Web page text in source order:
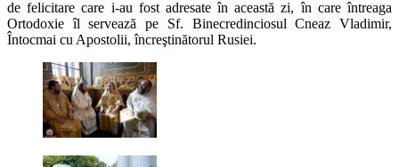
de felicitare care i-au fost adresate în această zi, în care întreaga
Ortodoxie îl servează pe Sf. Binecredinciosul Cneaz Vladimir,
Întocmai cu Apostolii, încreştinătorul Rusiei.